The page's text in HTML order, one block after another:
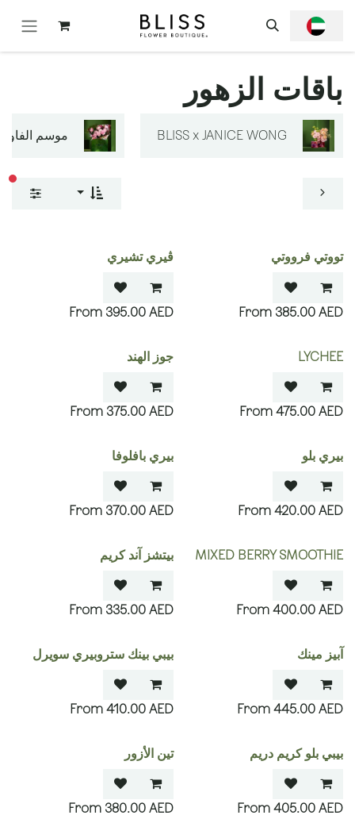
باقات الزهور
BLISS x JANICE WONG موسم
تووتي فرووتي
385.00 AED
ڤيري تشيري
395.00 AED
LYCHEE
475.00 AED
جوز الهند
375.00 AED
بيري بلو
420.00 AED
بيري بافلوفا
370.00 AED
MIXED BERRY SMOOTHIE
400.00 AED
بيتشز آند كريم
335.00 AED
آبيز مينك
445.00 AED
بيبي بينك ستروبيري سويرل
410.00 AED
بيبي بلو كريم دريم
405.00 AED
تين الأزور
380.00 AED